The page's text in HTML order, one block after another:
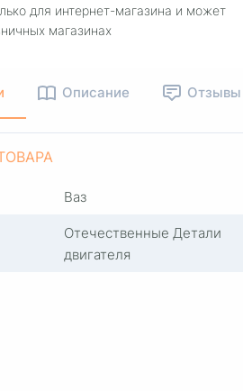
для интернет-магазина и может
магазинах
Описание Отзывы
Ваз
Отечественные Детали
двигателя